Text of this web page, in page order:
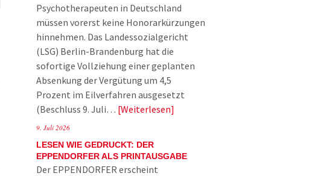
Psychotherapeuten in Deutschland
müssen vorerst keine Honorarkürzungen
hinnehmen. Das Landessozialgericht
(LSG) Berlin-Brandenburg hat die
sofortige Vollziehung einer geplanten
Absenkung der Vergütung um 4,5
Prozent im Eilverfahren ausgesetzt
(Beschluss 9. Juli… Weiterlesen
9. Juli 2026
LESEN WIE GEDRUCKT: DER
EPPENDORFER ALS PRINTAUSGABE
Der EPPENDORFER erscheint